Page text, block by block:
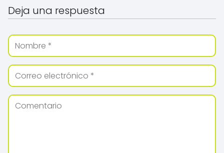
Deja una respuesta